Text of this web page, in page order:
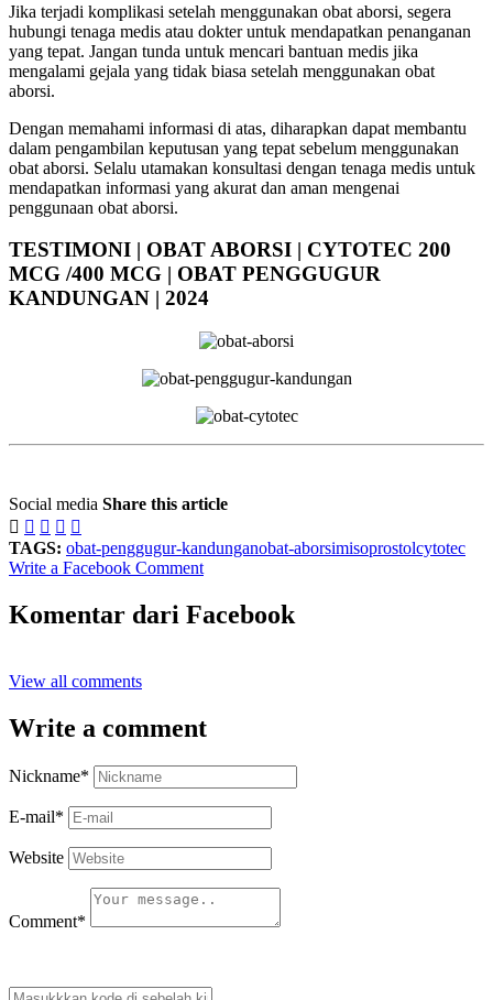
Jika terjadi komplikasi setelah menggunakan obat aborsi, segera
hubungi tenaga medis atau dokter untuk mendapatkan penanganan
yang tepat. Jangan tunda untuk mencari bantuan medis jika
mengalami gejala yang tidak biasa setelah menggunakan obat
aborsi.
Dengan memahami informasi di atas, diharapkan dapat membantu
dalam pengambilan keputusan yang tepat sebelum menggunakan
obat aborsi. Selalu utamakan konsultasi dengan tenaga medis untuk
mendapatkan informasi yang akurat dan aman mengenai
penggunaan obat aborsi.
TESTIMONI | OBAT ABORSI | CYTOTEC 200
MCG /400 MCG | OBAT PENGGUGUR
KANDUNGAN | 2024
Social media Share this article
    
TAGS: obat-penggugur-kandunganobat-aborsimisoprostolcytotec
Write a Facebook Comment
Komentar dari Facebook
View all comments
Write a comment
Nickname*
E-mail*
Website
Comment*